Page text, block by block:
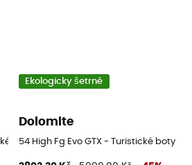
boty
Ekologicky šetrné
Dolomite
54 High Fg Evo GTX - Turistické boty